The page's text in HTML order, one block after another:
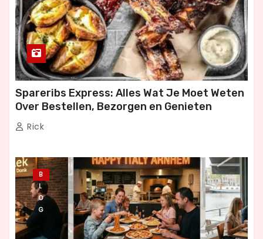
Spareribs Express: Alles Wat Je Moet Weten
Over Bestellen, Bezorgen en Genieten
Rick
B
L
O
G